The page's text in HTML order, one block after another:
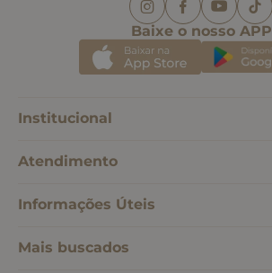
Baixe o nosso APP
Institucional
Atendimento
Informações Úteis
Mais buscados